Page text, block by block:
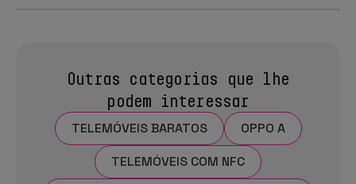
Outras categorias que lhe
podem interessar
TELEMÓVEIS BARATOS
OPPO A
TELEMÓVEIS COM NFC